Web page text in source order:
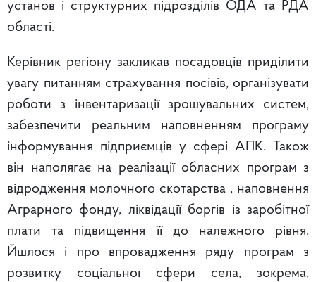
установ і структурних підрозділів ОДА та РДА
області.
Керівник регіону закликав посадовців приділити
увагу питанням страхування посівів, організувати
роботи з інвентаризації зрошувальних систем,
забезпечити реальним наповненням програму
інформування підприємців у сфері АПК. Також
він наполягає на реалізації обласних програм з
відродження молочного скотарства , наповнення
Аграрного фонду, ліквідації боргів із заробітної
плати та підвищення її до належного рівня.
Йшлося і про впровадження ряду програм з
розвитку соціальної сфери села, зокрема,